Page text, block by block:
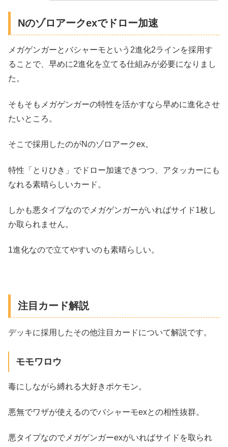
Nのゾロアークexでドロー加速
メガゲンガーとバシャーモという2進化2ラインを採用す
ることで、早めに2進化を立てる仕組みが必要になりまし
た。
そもそもメガゲンガーの特性を活かすなら早めに進化させ
たいところ。
そこで採用したのがNのゾロアークex。
特性「とりひき」でドロー加速できつつ、アタッカーにも
なれる素晴らしいカード。
しかも悪タイプなのでメガゲンガーがいればサイド1枚し
か取られません。
1進化なので立てやすいのも素晴らしい。
注目カード解説
デッキに採用したその他注目カードについて解説です。
モモワロウ
毒にしながら縛れる大好きポケモン。
悪無でワザが使えるのでバシャーモexとの相性抜群。
悪タイプなのでメガゲンガーexがいればサイドを取られ